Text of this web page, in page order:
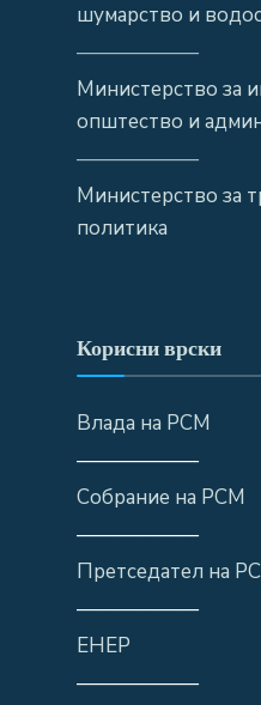
шумарство и
——————
Министерство за
општество и
——————
Министерство за
политика
Корисни врски
Влада на РСМ
——————
Собрание на РСМ
——————
Претседател на
——————
ЕНЕР
——————